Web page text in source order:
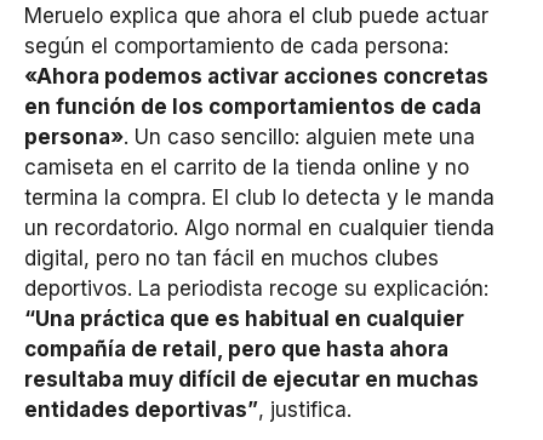
Meruelo explica que ahora el club puede actuar
según el comportamiento de cada persona:
«Ahora podemos activar acciones concretas
en función de los comportamientos de cada
persona». Un caso sencillo: alguien mete una
camiseta en el carrito de la tienda online y no
termina la compra. El club lo detecta y le manda
un recordatorio. Algo normal en cualquier tienda
digital, pero no tan fácil en muchos clubes
deportivos. La periodista recoge su explicación:
“Una práctica que es habitual en cualquier
compañía de retail, pero que hasta ahora
resultaba muy difícil de ejecutar en muchas
entidades deportivas”, justifica.